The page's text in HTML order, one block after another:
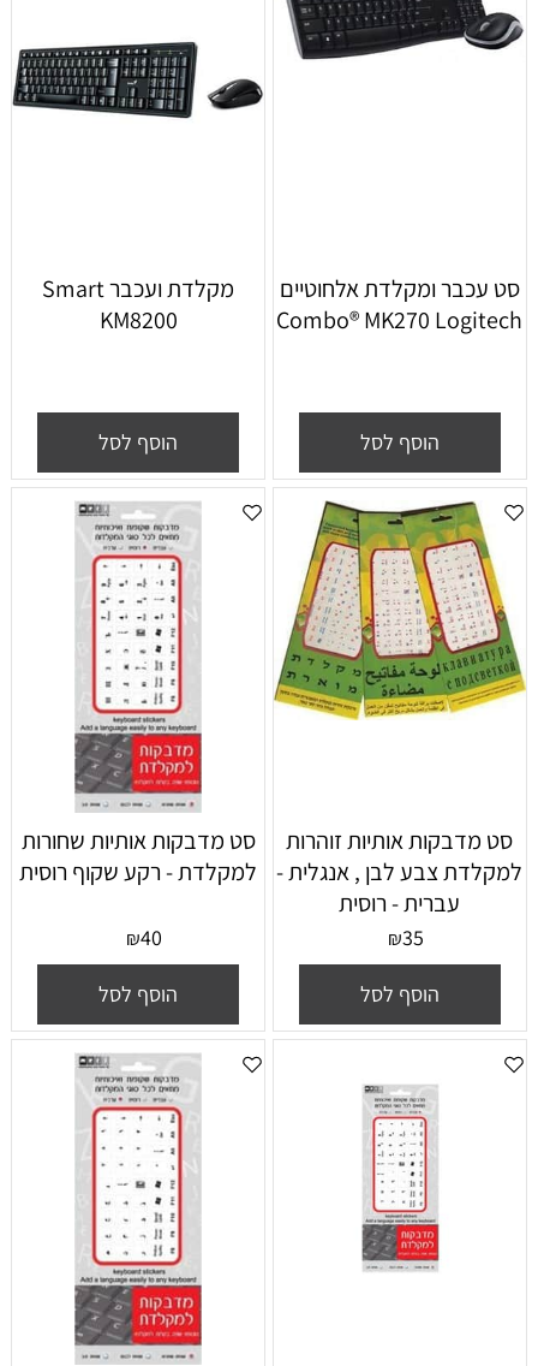
סט עכבר ומקלדת אלחוטיים
Combo® MK270 Logitech
הוסף לסל
‏מקלדת ועכבר Smart
KM8200
הוסף לסל
סט מדבקות אותיות זוהרות
למקלדת צבע לבן , אנגלית -
עברית - רוסית
₪35
הוסף לסל
סט מדבקות אותיות שחורות
למקלדת - רקע שקוף רוסית
₪40
הוסף לסל